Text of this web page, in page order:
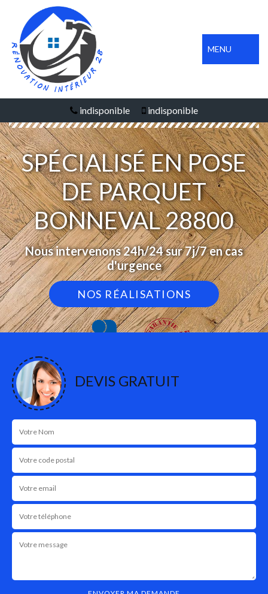
MENU
indisponible indisponible
SPÉCIALISÉ EN POSE
DE PARQUET
BONNEVAL 28800
Nous intervenons 24h/24 sur 7j/7 en cas
d'urgence
NOS RÉALISATIONS
DEVIS GRATUIT